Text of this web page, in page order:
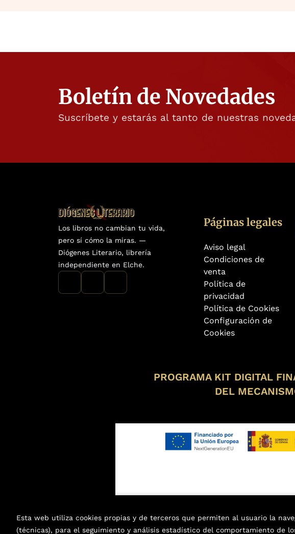
Boletín de Novedades
Suscríbete y estarás al tanto de nuestras
Los libros no cambian tu vida,
pero sí cómo la miras. —
Diógenes Literario, librería
independiente en Elche.
Páginas legales
Aviso legal
Condiciones de
venta
Política de
privacidad
Política de Cookies
Configuración de
Cookies
PROGRAMA KIT DIGITAL
DEL
Esta web utiliza cookies propias y de terceros que permiten al usuario la
(técnicas), para el seguimiento y análisis estadístico del comportamiento de